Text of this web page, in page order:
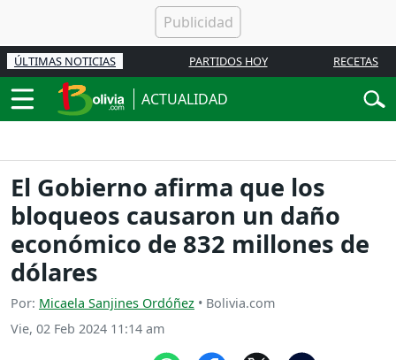
ÚLTIMAS NOTICIAS PARTIDOS HOY RECETAS
ACTUALIDAD
El Gobierno afirma que los
bloqueos causaron un daño
económico de 832 millones de
dólares
Por: Micaela Sanjines Ordóñez • Bolivia.com
Vie, 02 Feb 2024 11:14 am